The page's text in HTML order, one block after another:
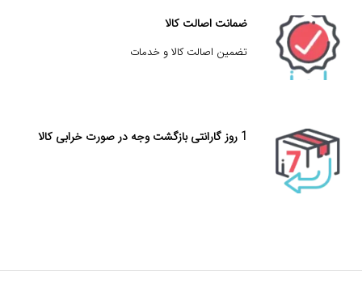
ضمانت اصالت کالا
تضمین اصالت کالا و خدمات
1 روز گارانتی بازگشت وجه در صورت خرابی کالا